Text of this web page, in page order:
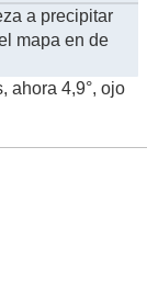
a precipitar
mapa en de
ahora 4,9°, ojo